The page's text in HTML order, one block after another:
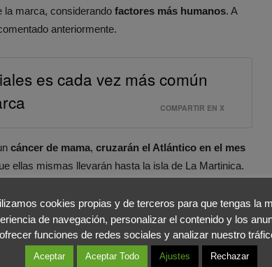
la marca, considerando factores más humanos. A
anteriormente.
es cada vez más común
COMPARTIR EN X
cáncer de mama, cruzarán el Atlántico en el mes
ellas mismas llevarán hasta la isla de La Martinica.
el objetivo de conmemorar el
la aseguradora ya llevó a cabo un
que superaron la enfermedad escalaron el
cookies propias y de terceros para que tengas la
de navegación, personalizar el contenido y los
ofrecer funciones de redes sociales y analizar nuestro
Aceptar Aceptar Todo Ajustes Rechazar